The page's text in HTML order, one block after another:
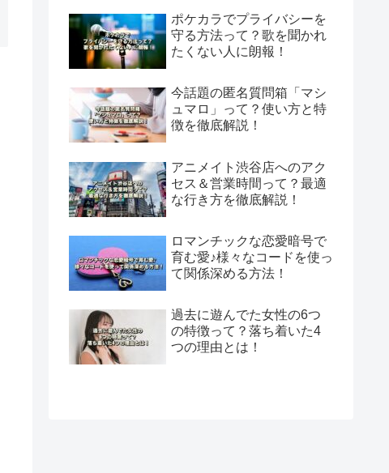
ポケカラでプライバシーを
守る方法って？歌を聞かれ
たくない人に朗報！
今話題の匿名質問箱「マシ
ュマロ」って？使い方と特
徴を徹底解説！
アニメイト渋谷店へのアク
セス＆営業時間って？最適
な行き方を徹底解説！
ロマンチックな恋愛暗号で
育む愛♪様々なコードを使っ
て関係深める方法！
過去に遊んでた女性の6つ
の特徴って？落ち着いた4
つの理由とは！